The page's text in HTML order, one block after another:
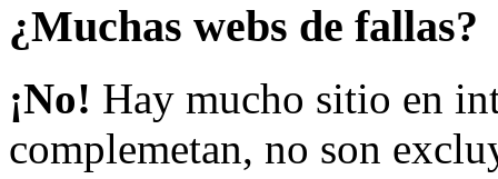
¿Muchas webs de fallas?
¡No! Hay mucho sitio en
complemetan, no son